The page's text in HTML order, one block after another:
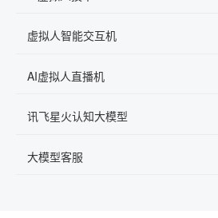
虚拟人智能交互机
AI虚拟人直播机
讯飞星火认知大模型
大模型客服